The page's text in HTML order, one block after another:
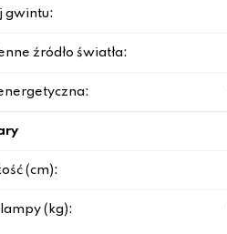
gwintu:
źródło światła:
(cm):
(kg):